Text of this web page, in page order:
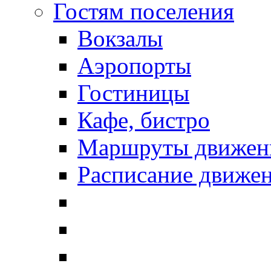
Гостям поселения
Вокзалы
Аэропорты
Гостиницы
Кафе, бистро
Маршруты
Расписание